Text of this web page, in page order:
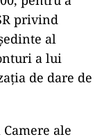
privind
al
a lui
de dare de
ale